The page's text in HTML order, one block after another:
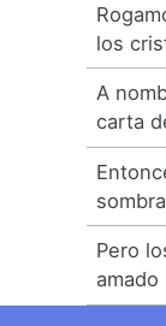
los
A
carta
Pero
amado